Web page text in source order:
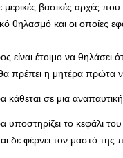
βασικές αρχές
θηλασμό και οι οποίες
είναι έτοιμο να θηλάσει
πρέπει η μητέρα πρώτα
κάθεται σε μια
υποστηρίζει το κεφάλι
δε φέρνει τον μαστό της